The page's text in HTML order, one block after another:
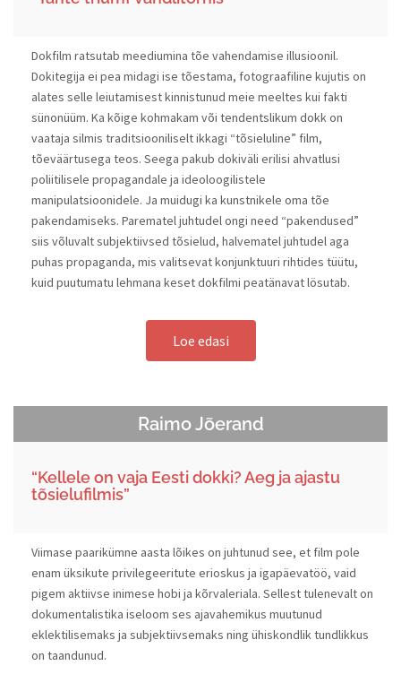
Dokfilm ratsutab meediumina tõe vahendamise illusioonil.
Dokitegija ei pea midagi ise tõestama, fotograafiline kujutis on
alates selle leiutamisest kinnistunud meie meeltes kui fakti
sünonüüm. Ka kõige kohmakam või tendentslikum dokk on
vaataja silmis traditsiooniliselt ikkagi “tõsieluline” film,
tõeväärtusega teos. Seega pakub dokiväli erilisi ahvatlusi
poliitilisele propagandale ja ideoloogilistele
manipulatsioonidele. Ja muidugi ka kunstnikele oma tõe
pakendamiseks. Parematel juhtudel ongi need “pakendused”
siis võluvalt subjektiivsed tõsielud, halvematel juhtudel aga
puhas propaganda, mis valitsevat konjunktuuri rihtides tüütu,
kuid puutumatu lehmana keset dokfilmi peatänavat lösutab.
Loe edasi
Raimo Jõerand
“Kellele on vaja Eesti dokki? Aeg ja ajastu
tõsielufilmis”
Viimase paarikümne aasta lõikes on juhtunud see, et film pole
enam üksikute privilegeeritute erioskus ja igapäevatöö, vaid
pigem aktiivse inimese hobi ja kõrvaleriala. Sellest tulenevalt on
dokumentalistika iseloom ses ajavahemikus muutunud
eklektilisemaks ja subjektiivsemaks ning ühiskondlik tundlikkus
on taandunud.